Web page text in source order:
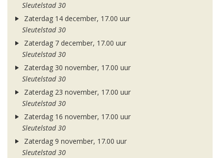
Sleutelstad 30
Zaterdag 14 december, 17.00 uur
Sleutelstad 30
Zaterdag 7 december, 17.00 uur
Sleutelstad 30
Zaterdag 30 november, 17.00 uur
Sleutelstad 30
Zaterdag 23 november, 17.00 uur
Sleutelstad 30
Zaterdag 16 november, 17.00 uur
Sleutelstad 30
Zaterdag 9 november, 17.00 uur
Sleutelstad 30